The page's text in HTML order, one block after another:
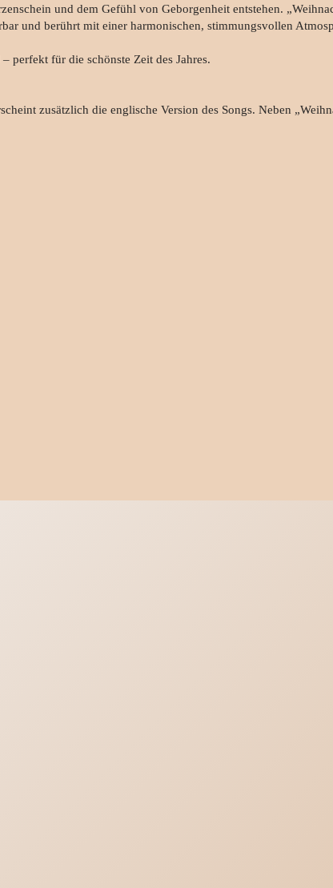
und dem Gefühl von Geborgenheit entstehen.
und berührt mit einer harmonischen, stimmungsvollen
perfekt für die schönste Zeit des Jahres.
zusätzlich die englische Version des Songs. Neben